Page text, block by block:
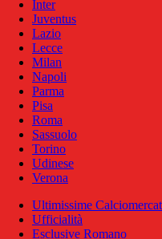
Inter
Juventus
Lazio
Lecce
Milan
Napoli
Parma
Pisa
Roma
Sassuolo
Torino
Udinese
Verona
Ultimissime
Ufficialità
Esclusive Romano